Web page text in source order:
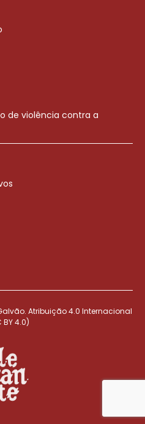
de violência contra a
Atribuição 4.0 Internacional
BY 4.0)